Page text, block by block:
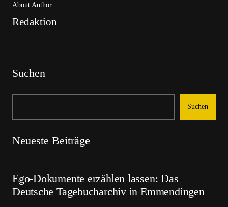
About Author
Redaktion
Suchen
Suchen
Neueste Beiträge
Ego-Dokumente erzählen lassen: Das
Deutsche Tagebucharchiv in Emmendingen